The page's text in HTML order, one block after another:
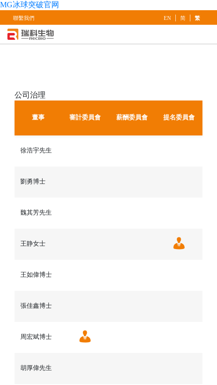
MG冰球突破官网
聯繫我們 EN | 简 | 繁
公司 治理
董事 審計委員會 薪酬委員會 提名委員會
徐浩宇先生
劉勇博士
魏其芳先生
王静女士
王如偉博士
張佳鑫博士
周宏斌博士
胡厚偉先生